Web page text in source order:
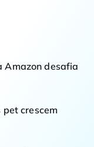
Amazon desafia
crescem